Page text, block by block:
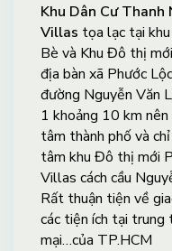
Khu Dân Cư Thanh
Villas tọa lạc tại
Bè và Khu Đô thị
địa bàn xã Phước
đường Nguyễn Văn
1 khoảng 10 km
tâm thành phố và
tâm khu Đô thị mới
Villas cách cầu
Rất thuận tiện về
các tiện ích tại trung
mại…của TP.HCM